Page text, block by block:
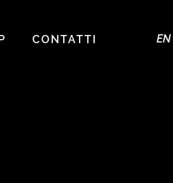
CONTATTI EN